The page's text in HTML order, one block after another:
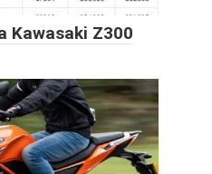
Kawasaki Z300